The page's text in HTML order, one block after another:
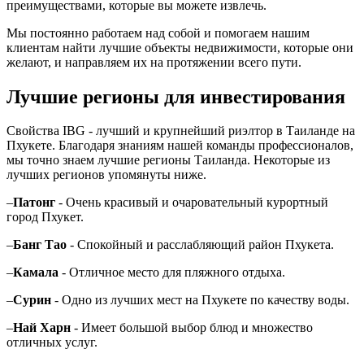
преимуществами, которые вы можете извлечь.
Мы постоянно работаем над собой и помогаем нашим
клиентам найти лучшие объекты недвижимости, которые они
желают, и направляем их на протяжении всего пути.
Лучшие регионы для инвестирования
Свойства IBG - лучший и крупнейший риэлтор в Таиланде на
Пхукете. Благодаря знаниям нашей команды профессионалов,
мы точно знаем лучшие регионы Таиланда. Некоторые из
лучших регионов упомянуты ниже.
–Патонг - Очень красивый и очаровательный курортный
город Пхукет.
–Банг Тао - Спокойный и расслабляющий район Пхукета.
–Камала - Отличное место для пляжного отдыха.
–Сурин - Одно из лучших мест на Пхукете по качеству воды.
–Най Харн - Имеет большой выбор блюд и множество
отличных услуг.